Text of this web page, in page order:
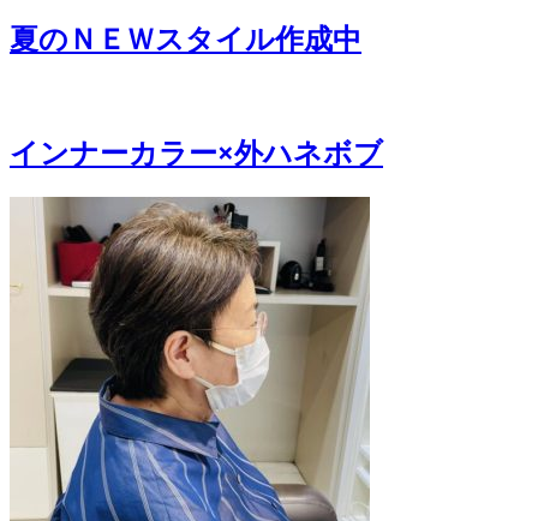
夏のＮＥＷスタイル作成中
インナーカラー×外ハネボブ